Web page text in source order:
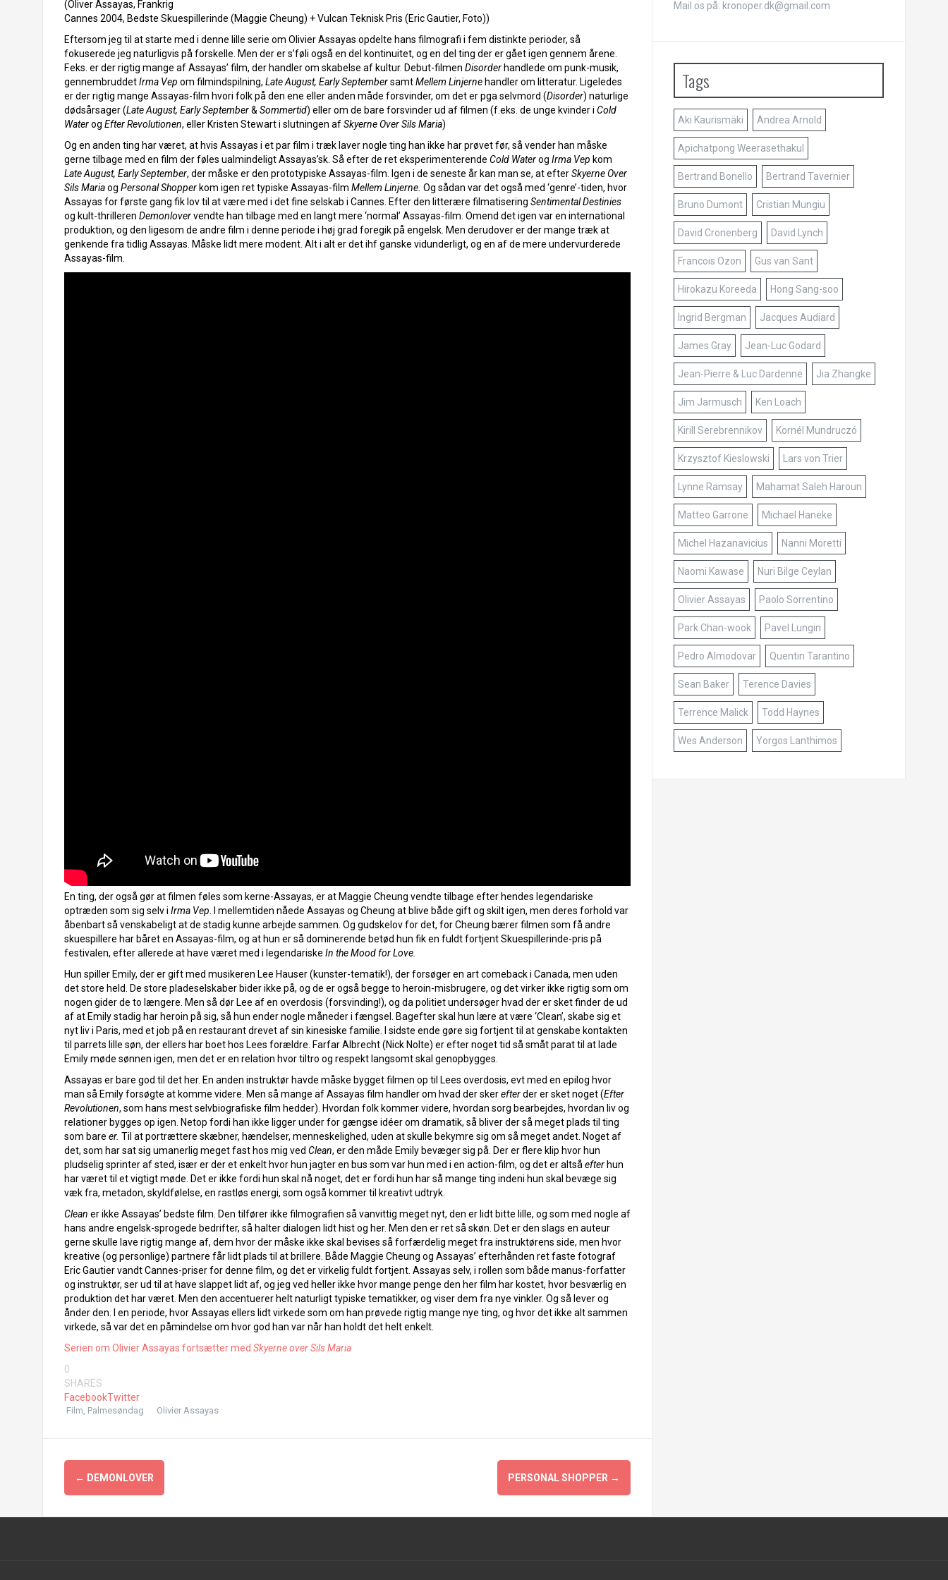
(Oliver Assayas, Frankrig
Cannes 2004, Bedste Skuespillerinde (Maggie Cheung) + Vulcan Teknisk Pris (Eric Gautier, Foto))
Eftersom jeg til at starte med i denne lille serie om Olivier Assayas opdelte hans filmografi i fem distinkte perioder, så
fokuserede jeg naturligvis på forskelle. Men der er s’føli også en del kontinuitet, og en del ting der er gået igen gennem årene.
F.eks. er der rigtig mange af Assayas’ film, der handler om skabelse af kultur. Debut-filmen Disorderhandlede om punk-musik,
gennembruddetIrma Vep om filmindspilning, Late August, Early SeptembersamtMellem Linjerne handler om litteratur. Ligeledes
er der rigtig mange Assayas-film hvori folk på den ene eller anden måde forsvinder, om det er pga selvmord (Disorder) naturlige
dødsårsager (Late August, Early September& Sommertid) eller om de bare forsvinder ud af filmen (f.eks. de unge kvinder i Cold
Waterog Efter Revolutionen, eller Kristen Stewart i slutningen afSkyerne Over Sils Maria)
Og en anden ting har været, at hvis Assayas i et par film i træk laver nogle ting han ikke har prøvet før, så vender han måske
gerne tilbage med en film der føles ualmindeligt Assayas’sk. Så efter de ret eksperimenterende Cold Waterog Irma Vep kom
Late August, Early September, der måske er den prototypiske Assayas-film. Igen i de seneste år kan man se, at efterSkyerne Over
Sils Mariaog Personal Shopper kom igen ret typiske Assayas-film Mellem Linjerne. Og sådan var det også med ‘genre’-tiden, hvor
Assayas for første gang fik lov til at være med i det fine selskab i Cannes. Efter den litterære filmatisering Sentimental Destinies
og kult-thrilleren Demonlovervendte han tilbage med en langt mere ‘normal’ Assayas-film. Omend det igen var en international
produktion, og den ligesom de andre film i denne periode i høj grad foregik på engelsk. Men derudover er der mange træk at
genkende fra tidlig Assayas. Måske lidt mere modent. Alt i alt er det ihf ganske vidunderligt, og en af de mere undervurderede
Assayas-film.
En ting, der også gør at filmen føles som kerne-Assayas, er at Maggie Cheung vendte tilbage efter hendes legendariske
optræden som sig selv i Irma Vep . I mellemtiden nåede Assayas og Cheung at blive både gift og skilt igen, men deres forhold var
åbenbart så venskabeligt at de stadig kunne arbejde sammen. Og gudskelov for det, for Cheung bærer filmen som få andre
skuespillere har båret en Assayas-film, og at hun er så dominerende betød hun fik en fuldt fortjent Skuespillerinde-pris på
festivalen, efter allerede at have været med i legendariske In the Mood for Love.
Hun spiller Emily, der er gift med musikeren Lee Hauser (kunster-tematik!), der forsøger en art comeback i Canada, men uden
det store held. De store pladeselskaber bider ikke på, og de er også begge to heroin-misbrugere, og det virker ikke rigtig som om
nogen gider de to længere. Men så dør Lee af en overdosis (forsvinding!), og da politiet undersøger hvad der er sket finder de ud
af at Emily stadig har heroin på sig, så hun ender nogle måneder i fængsel. Bagefter skal hun lære at være ‘Clean’, skabe sig et
nyt liv i Paris, med et job på en restaurant drevet af sin kinesiske familie. I sidste ende gøre sig fortjent til at genskabe kontakten
til parrets lille søn, der ellers har boet hos Lees forældre. Farfar Albrecht (Nick Nolte) er efter noget tid så småt parat til at lade
Emily møde sønnen igen, men det er en relation hvor tiltro og respekt langsomt skal genopbygges.
Assayas er bare god til det her. En anden instruktør havde måske bygget filmen op til Lees overdosis, evt med en epilog hvor
man så Emily forsøgte at komme videre. Men så mange af Assayas film handler om hvad der skerefterder er sket noget (Efter
Revolutionen, som hans mest selvbiografiske film hedder). Hvordan folk kommer videre, hvordan sorg bearbejdes, hvordan liv og
relationer bygges op igen. Netop fordi han ikke ligger under for gængse idéer om dramatik, så bliver der så meget plads til ting
som bare er. Til at portrættere skæbner, hændelser, menneskelighed, uden at skulle bekymre sig om så meget andet. Noget af
det, som har sat sig umanerlig meget fast hos mig ved Clean, er den måde Emily bevæger sig på. Der er flere klip hvor hun
pludselig sprinter af sted, især er der et enkelt hvor hun jagter en bus som var hun med i en action-film, og det er altså efterhun
har været til et vigtigt møde. Det er ikke fordi hun skal nå noget, det er fordi hun har så mange ting indeni hun skal bevæge sig
væk fra, metadon, skyldfølelse, en rastløs energi, som også kommer til kreativt udtryk.
Clean er ikke Assayas’ bedste film. Den tilfører ikke filmografien så vanvittig meget nyt, den er lidt bitte lille, og som med nogle af
hans andre engelsk-sprogede bedrifter, så halter dialogen lidt hist og her. Men den er ret så skøn. Det er den slags en auteur
gerne skulle lave rigtig mange af, dem hvor der måske ikke skal bevises så forfærdelig meget fra instruktørens side, men hvor
kreative (og personlige) partnere får lidt plads til at brillere. Både Maggie Cheung og Assayas’ efterhånden ret faste fotograf
Eric Gautier vandt Cannes-priser for denne film, og det er virkelig fuldt fortjent. Assayas selv, i rollen som både manus-forfatter
og instruktør, ser ud til at have slappet lidt af, og jeg ved heller ikke hvor mange penge den her film har kostet, hvor besværlig en
produktion det har været. Men den accentuerer helt naturligt typiske tematikker, og viser dem fra nye vinkler. Og så lever og
ånder den. I en periode, hvor Assayas ellers lidt virkede som om han prøvede rigtig mange nye ting, og hvor det ikke alt sammen
virkede, så var det en påmindelse om hvor god han var når han holdt det helt enkelt.
Serien om Olivier Assayas fortsætter med Skyerne over Sils Maria
0
SHARES
FacebookTwitter
Film, Palmesøndag Olivier Assayas
Indlægsnavigation
← DEMONLOVER PERSONAL SHOPPER →
Mail os på: kronoper.dk@gmail.com
Tags
Aki Kaurismäki Andrea Arnold
Apichatpong Weerasethakul
Bertrand Bonello Bertrand Tavernier
Bruno Dumont Cristian Mungiu
David Cronenberg David Lynch
Francois Ozon Gus van Sant
Hirokazu Koreeda Hong Sang-soo
Ingrid Bergman Jacques Audiard
James Gray Jean-Luc Godard
Jean-Pierre & Luc Dardenne Jia Zhangke
Jim Jarmusch Ken Loach
Kirill Serebrennikov Kornél Mundruczó
Krzysztof Kieslowski Lars von Trier
Lynne Ramsay Mahamat Saleh Haroun
Matteo Garrone Michael Haneke
Michel Hazanavicius Nanni Moretti
Naomi Kawase Nuri Bilge Ceylan
Olivier Assayas Paolo Sorrentino
Park Chan-wook Pavel Lungin
Pedro Almodovar Quentin Tarantino
Sean Baker Terence Davies
Terrence Malick Todd Haynes
Wes Anderson Yorgos Lanthimos